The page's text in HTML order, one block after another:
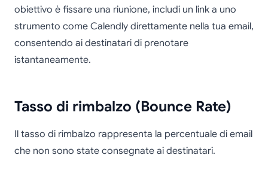
obiettivo è fissare una riunione, includi un link a uno
strumento come Calendly direttamente nella tua email,
consentendo ai destinatari di prenotare
istantaneamente.
Tasso di rimbalzo (Bounce Rate)
Il tasso di rimbalzo rappresenta la percentuale di email
che non sono state consegnate ai destinatari.